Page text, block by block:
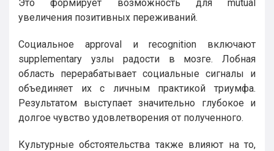
Это формирует возможность для mutual
увеличения позитивных переживаний.
Социальное approval и recognition включают
supplementary узлы радости в мозге. Лобная
область перерабатывает социальные сигналы и
объединяет их с личным практикой триумфа.
Результатом выступает значительно глубокое и
долгое чувство удовлетворения от полученного.
Культурные обстоятельства также влияют на то,